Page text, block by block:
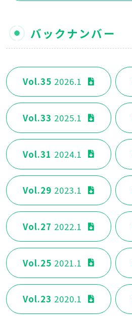
バックナンバー
Vol.35 2026.1
Vol.33 2025.1
Vol.31 2024.1
Vol.29 2023.1
Vol.27 2022.1
Vol.25 2021.1
Vol.23 2020.1